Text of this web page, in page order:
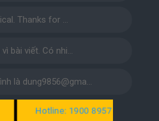
Thanks for …
bài viết. Có nhi…
là dung9856@gma…